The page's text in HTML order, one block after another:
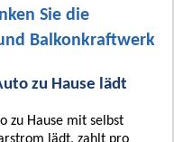
Sie die
Balkonkraftwerk
zu Hause lädt
zu Hause mit selbst